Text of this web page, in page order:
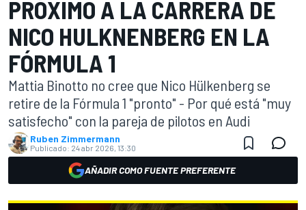
PRÓXIMO A LA CARRERA DE
NICO HULKNENBERG EN LA
FÓRMULA 1
Mattia Binotto no cree que Nico Hülkenberg se
retire de la Fórmula 1 "pronto" - Por qué está "muy
satisfecho" con la pareja de pilotos en Audi
Ruben Zimmermann
Publicado: 24 abr 2026, 13:30
AÑADIR COMO FUENTE PREFERENTE